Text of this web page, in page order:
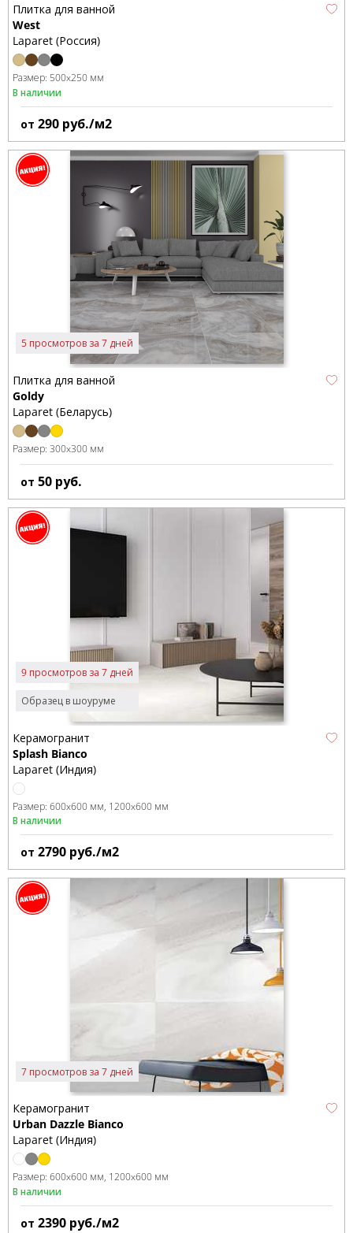
Плитка для ванной
West
Laparet (Россия)
Размер: 500x250 мм
В наличии
от 290 руб./м2
5 просмотров за 7 дней
Плитка для ванной
Goldy
Laparet (Беларусь)
Размер: 300x300 мм
от 50 руб.
Образец в шоуруме
9 просмотров за 7 дней
Керамогранит
Splash Bianco
Laparet (Индия)
Размер: 600x600 мм 1200x600 мм
В наличии
от 2790 руб./м2
7 просмотров за 7 дней
Керамогранит
Urban Dazzle Bianco
Laparet (Индия)
Размер: 600x600 мм 1200x600 мм
В наличии
от 2390 руб./м2